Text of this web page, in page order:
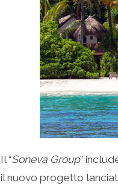
Il “Soneva Group”
il nuovo progetto